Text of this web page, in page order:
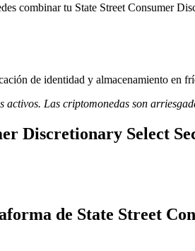
combinar tu State Street Consumer
de identidad y almacenamiento en
activos. Las criptomonedas son
Discretionary Select
de State Street